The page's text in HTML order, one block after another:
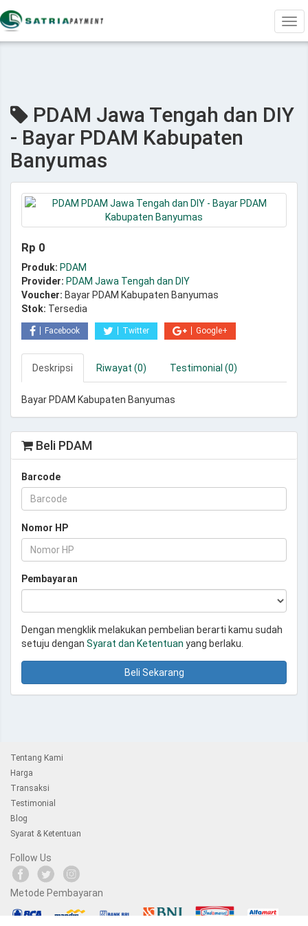
PDAM Jawa Tengah dan DIY
- Bayar PDAM Kabupaten
Banyumas
Rp 0
Produk: PDAM
Provider: PDAM Jawa Tengah dan DIY
Voucher: Bayar PDAM Kabupaten Banyumas
Stok: Tersedia
Facebook Twitter Google+
Deskripsi Riwayat (0) Testimonial (0)
Bayar PDAM Kabupaten Banyumas
Beli PDAM
Barcode
Nomor HP
Pembayaran
Dengan mengklik melakukan pembelian berarti kamu sudah
setuju dengan Syarat dan Ketentuan yang berlaku.
Beli Sekarang
Tentang Kami
Harga
Transaksi
Testimonial
Blog
Syarat & Ketentuan
Follow Us
Metode Pembayaran